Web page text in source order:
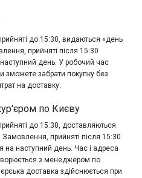
до 15:30, видаються «день
прийняті після 15:30
день. У робочий час
зможете забрати покупку без
на доставку.
по Києву
до 15:30, доставляються
прийняті після 15:30
на наступний день. Час і адреса
з менеджером по
доставка здійснюється при